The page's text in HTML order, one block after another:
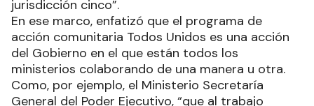
jurisdicción cinco”.
En ese marco, enfatizó que el programa de
acción comunitaria Todos Unidos es una acción
del Gobierno en el que están todos los
ministerios colaborando de una manera u otra.
Como, por ejemplo, el Ministerio Secretaría
General del Poder Ejecutivo, “que al trabajo